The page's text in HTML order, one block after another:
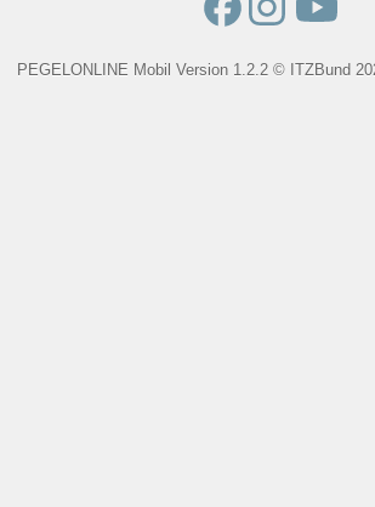
PEGELONLINE Mobil Version 1.2.2 © ITZBund